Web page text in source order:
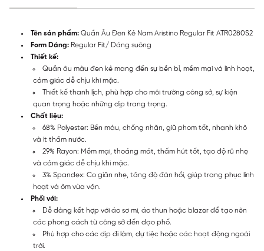
Tên sản phẩm: Quần Âu Đen Kẻ Nam Aristino Regular Fit ATR0280S2
Form Dáng: Regular Fit/ Dáng suông
Thiết kế:
Quần âu màu đen kẻ mang đến sự bền bỉ, mềm mại và linh hoạt,
cảm giác dễ chịu khi mặc.
Thiết kế thanh lịch, phù hợp cho môi trường công sở, sự kiện
quan trọng hoặc những dịp trang trọng.
Chất liệu:
68% Polyester: Bền màu, chống nhăn, giữ phom tốt, nhanh khô
và ít thấm nước.
29% Rayon: Mềm mại, thoáng mát, thấm hút tốt, tạo độ rũ nhẹ
và cảm giác dễ chịu khi mặc.
3% Spandex: Co giãn nhẹ, tăng độ đàn hồi, giúp trang phục linh
hoạt và ôm vừa vặn.
Phối với:
Dễ dàng kết hợp với áo sơ mi, áo thun hoặc blazer để tạo nên
các phong cách từ công sở đến dạo phố.
Phù hợp cho các dịp đi làm, dự tiệc hoặc các hoạt động ngoài
trời.